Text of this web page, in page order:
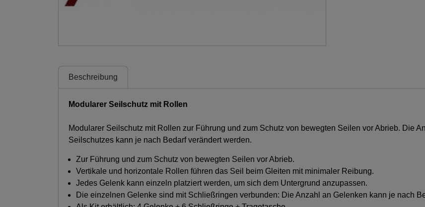
Beschreibung
Modularer Seilschutz mit Rollen
Modularer Seilschutz mit Rollen zur Führung und zum Schutz von bewegten Seilen vor Abrieb. Die
Seilschutzes kann je nach Bedarf verändert werden.
Zur Führung und zum Schutz von bewegten Seilen vor Abrieb.
Vertikale und horizontale Rollen führen das Seil beim Gleiten mit minimaler Reibung.
Jedes Gelenk kann einzeln platziert werden, um sich dem Untergrund anzupassen.
Die einzelnen Gelenke sind mit Schließringen verbunden: Die Anzahl an Gelenken kann je nach